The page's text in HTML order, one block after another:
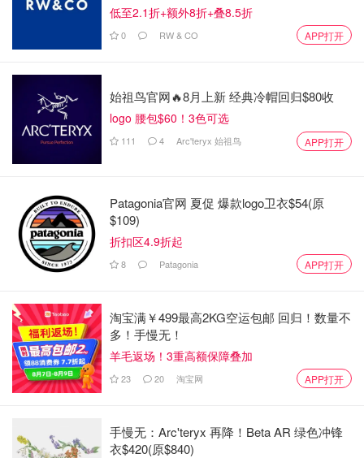
低至2.1折+额外8折+叠8.5折
0 RW & CO APP打开
始祖鸟官网🔥8月上新 经典冷帽回归$80收
logo 腰包$60！3色可选
111 4 Arc'teryx 始祖鸟 APP打开
Patagonia官网 夏促 爆款logo卫衣$54(原
$109)
折扣区4.9折起
8 Patagonia APP打开
淘宝满￥499最高2KG空运包邮 回归！数量不
多！手慢无！
羊毛返场！3重高额保障叠加
23 20 淘宝网 APP打开
手慢无：Arc'teryx 再降！Beta AR 绿色冲锋
衣$420(原$840)